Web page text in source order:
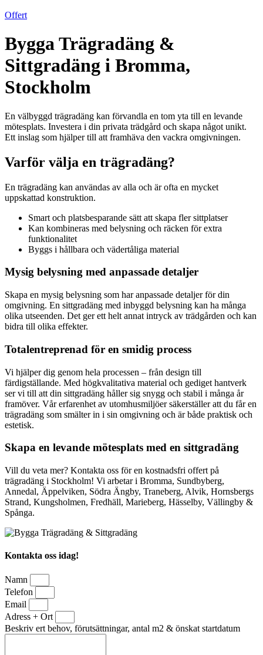
Offert
Bygga Trägradäng &
Sittgradäng i Bromma,
Stockholm
En välbyggd trägradäng kan förvandla en tom yta till en levande
mötesplats. Investera i din privata trädgård och skapa något unikt.
Ett inslag som hjälper till att framhäva den vackra omgivningen.
Varför välja en trägradäng?
En trägradäng kan användas av alla och är ofta en mycket
uppskattad konstruktion.
Smart och platsbesparande sätt att skapa fler sittplatser
Kan kombineras med belysning och räcken för extra
funktionalitet
Byggs i hållbara och vädertåliga material
Mysig belysning med anpassade detaljer
Skapa en mysig belysning som har anpassade detaljer för din
omgivning. En sittgradäng med inbyggd belysning kan ha många
olika utseenden. Det ger ett helt annat intryck av trädgården och kan
bidra till olika effekter.
Totalentreprenad för en smidig process
Vi hjälper dig genom hela processen – från design till
färdigställande. Med högkvalitativa material och gediget hantverk
ser vi till att din sittgradäng håller sig snygg och stabil i många år
framöver. Vår erfarenhet av utomhusmiljöer säkerställer att du får en
trägradäng som smälter in i sin omgivning och är både praktisk och
estetisk.
Skapa en levande mötesplats med en sittgradäng
Vill du veta mer? Kontakta oss för en kostnadsfri offert på
trägradäng i Stockholm! Vi arbetar i Bromma, Sundbyberg,
Annedal, Äppelviken, Södra Ängby, Traneberg, Alvik, Hornsbergs
Strand, Kungsholmen, Fredhäll, Marieberg, Hässelby, Vällingby &
Spånga.
Kontakta oss idag!
Namn
Telefon
Email
Adress + Ort
Beskriv ert behov, förutsättningar, antal m2 & önskat startdatum